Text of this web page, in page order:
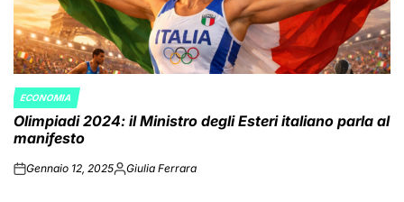
POSTED
IN
ECONOMIA
Olimpiadi 2024: il Ministro degli Esteri italiano parla al
manifesto
onGennaio 12, 2025Posted
Giulia Ferrara